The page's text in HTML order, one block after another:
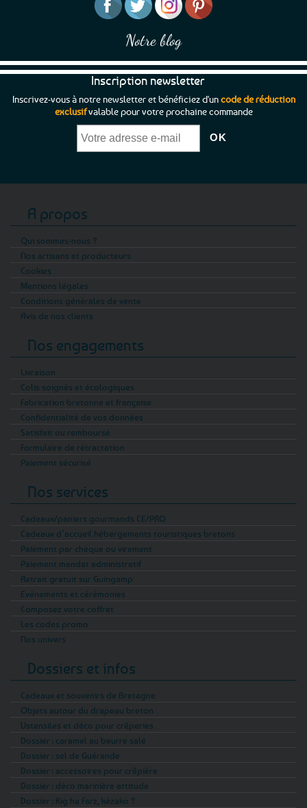
Notre blog
Inscription newsletter
Inscrivez-vous à notre newsletter et bénéficiez d'uncode de réduction
exclusifvalable pour votre prochaine commande
A propos
Qui sommes-nous ?
Nos artisans et producteurs
Cookies
Mentions légales
Conditions générales de vente
Avis de nos clients
Nos engagements
Livraison
Colis soignés et écologiques
Fabrication bretonne et française
Confidentialité de vos données
Satisfait ou remboursé
Formulaire de rétractation
Paiement sécurisé
Nos services
Cadeaux/paniers gourmands CE/PRO
Cadeaux d’accueil hébergements touristiques bretons
Paiement par chèque ou virement
Paiement mandat administratif
Retrait gratuit sur Guingamp
Evénements et cérémonies
Composez votre coffret
Les codes promo
Nos univers
Dossiers et infos
Cadeaux et souvenirs de Bretagne
Objets autour du drapeau breton
Ustensiles et déco pour crêperies
Dossier : caramel au beurre salé
Dossier : sel de Guérande
Dossier : accessoires pour crêpière
Dossier : déco marinière attitude
Dossier : Kig ha Farz, kézako ?